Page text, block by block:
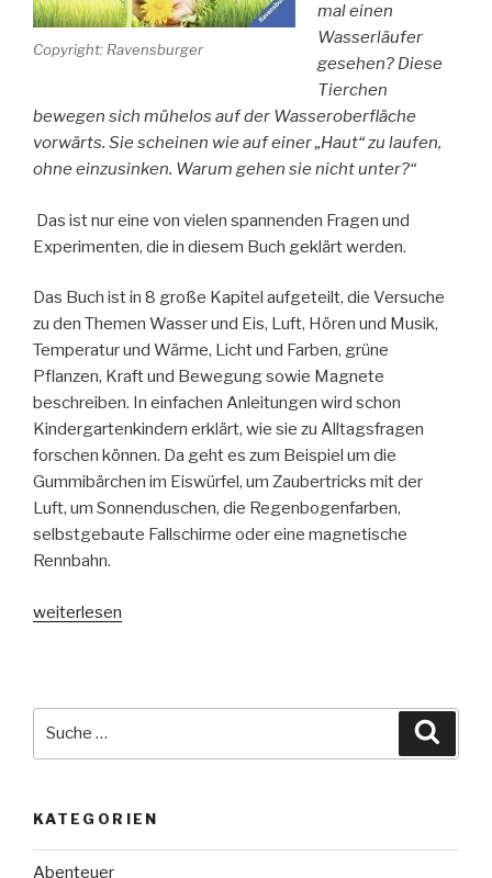
Copyright: Ravensburger
mal einen
Wasserläufer
gesehen? Diese
Tierchen
bewegen sich mühelos auf der Wasseroberfläche
vorwärts. Sie scheinen wie auf einer „Haut“ zu laufen,
ohne einzusinken. Warum gehen sie nicht unter?“
Das ist nur eine von vielen spannenden Fragen und
Experimenten, die in diesem Buch geklärt werden.
Das Buch ist in 8 große Kapitel aufgeteilt, die Versuche
zu den Themen Wasser und Eis, Luft, Hören und Musik,
Temperatur und Wärme, Licht und Farben, grüne
Pflanzen, Kraft und Bewegung sowie Magnete
beschreiben. In einfachen Anleitungen wird schon
Kindergartenkindern erklärt, wie sie zu Alltagsfragen
forschen können. Da geht es zum Beispiel um die
Gummibärchen im Eiswürfel, um Zaubertricks mit der
Luft, um Sonnenduschen, die Regenbogenfarben,
selbstgebaute Fallschirme oder eine magnetische
Rennbahn.
„Experimente
weiterlesen
KATEGORIEN
Abenteuer